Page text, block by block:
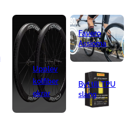
Upplev
kolfiber
ekrar
Favero
Assioma
Byt till TPU
slang